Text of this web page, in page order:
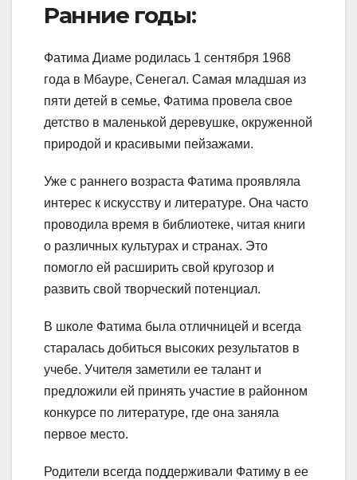
Ранние годы:
Фатима Диаме родилась 1 сентября 1968
года в Мбауре, Сенегал. Самая младшая из
пяти детей в семье, Фатима провела свое
детство в маленькой деревушке, окруженной
природой и красивыми пейзажами.
Уже с раннего возраста Фатима проявляла
интерес к искусству и литературе. Она часто
проводила время в библиотеке, читая книги
о различных культурах и странах. Это
помогло ей расширить свой кругозор и
развить свой творческий потенциал.
В школе Фатима была отличницей и всегда
старалась добиться высоких результатов в
учебе. Учителя заметили ее талант и
предложили ей принять участие в районном
конкурсе по литературе, где она заняла
первое место.
Родители всегда поддерживали Фатиму в ее